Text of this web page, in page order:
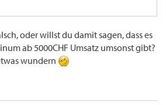
oder willst du damit sagen, dass es
ab 5000CHF Umsatz umsonst gibt?
wundern